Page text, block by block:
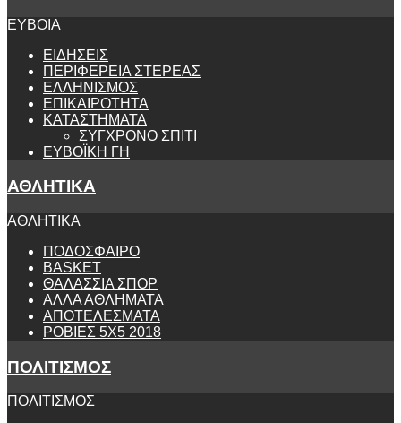
ΕΥΒΟΙΑ
ΕΙΔΗΣΕΙΣ
ΠΕΡΙΦΕΡΕΙΑ ΣΤΕΡΕΑΣ
ΕΛΛΗΝΙΣΜΟΣ
ΕΠΙΚΑΙΡΟΤΗΤΑ
ΚΑΤΑΣΤΗΜΑΤΑ
ΣΥΓΧΡΟΝΟ ΣΠΙΤΙ
ΕΥΒΟΪΚΗ ΓΗ
ΑΘΛΗΤΙΚΑ
ΑΘΛΗΤΙΚΑ
ΠΟΔΟΣΦΑΙΡΟ
BASKET
ΘΑΛΑΣΣΙΑ ΣΠΟΡ
ΑΛΛΑ ΑΘΛΗΜΑΤΑ
ΑΠΟΤΕΛΕΣΜΑΤΑ
ΡΟΒΙΕΣ 5Χ5 2018
ΠΟΛΙΤΙΣΜΟΣ
ΠΟΛΙΤΙΣΜΟΣ